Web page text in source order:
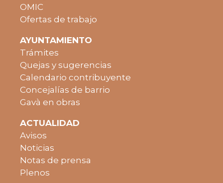
OMIC
Ofertas de trabajo
AYUNTAMIENTO
Trámites
Quejas y sugerencias
Calendario contribuyente
Concejalías de barrio
Gavà en obras
ACTUALIDAD
Avisos
Noticias
Notas de prensa
Plenos